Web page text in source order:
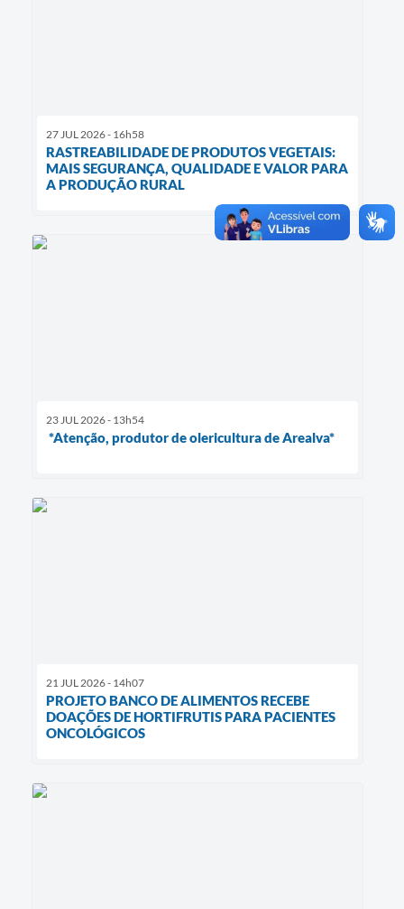
27 JUL 2026 - 16h58
RASTREABILIDADE DE PRODUTOS VEGETAIS:
MAIS SEGURANÇA, QUALIDADE E VALOR PARA
A PRODUÇÃO RURAL
23 JUL 2026 - 13h54
*Atenção, produtor de olericultura de Arealva*
21 JUL 2026 - 14h07
PROJETO BANCO DE ALIMENTOS RECEBE
DOAÇÕES DE HORTIFRUTIS PARA PACIENTES
ONCOLÓGICOS